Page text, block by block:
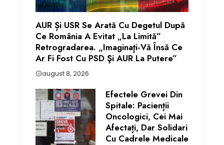
AUR Și USR Se Arată Cu Degetul După
Ce România A Evitat „la Limită”
Retrogradarea. „Imaginaţi-Vă Însă Ce
Ar Fi Fost Cu PSD Şi AUR La Putere”
august 8, 2026
Efectele Grevei Din
Spitale: Pacienții
Oncologici, Cei Mai
Afectați, Dar Solidari
Cu Cadrele Medicale